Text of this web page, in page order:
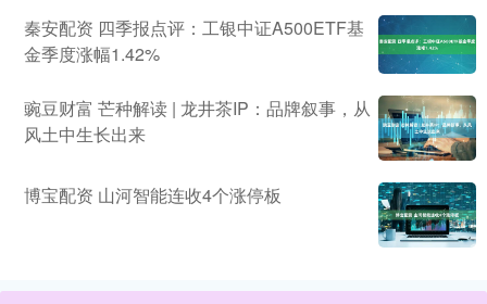
秦安配资 四季报点评：工银中证A500ETF基
金季度涨幅1.42%
豌豆财富 芒种解读 | 龙井茶IP：品牌叙事，从
风土中生长出来
博宝配资 山河智能连收4个涨停板